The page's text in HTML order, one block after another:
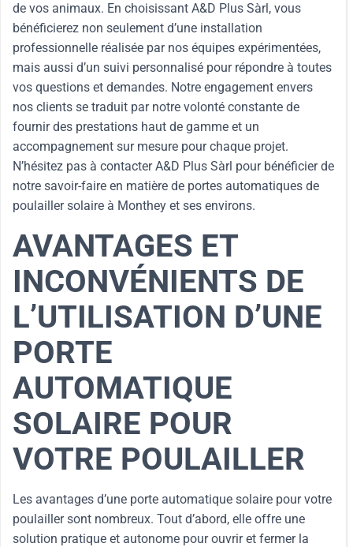
de vos animaux. En choisissant A&D Plus Sàrl, vous
bénéficierez non seulement d’une installation
professionnelle réalisée par nos équipes expérimentées,
mais aussi d’un suivi personnalisé pour répondre à toutes
vos questions et demandes. Notre engagement envers
nos clients se traduit par notre volonté constante de
fournir des prestations haut de gamme et un
accompagnement sur mesure pour chaque projet.
N’hésitez pas à contacter A&D Plus Sàrl pour bénéficier de
notre savoir-faire en matière de portes automatiques de
poulailler solaire à Monthey et ses environs.
AVANTAGES ET
INCONVÉNIENTS DE
L’UTILISATION D’UNE
PORTE
AUTOMATIQUE
SOLAIRE POUR
VOTRE POULAILLER
Les avantages d’une porte automatique solaire pour votre
poulailler sont nombreux. Tout d’abord, elle offre une
solution pratique et autonome pour ouvrir et fermer la